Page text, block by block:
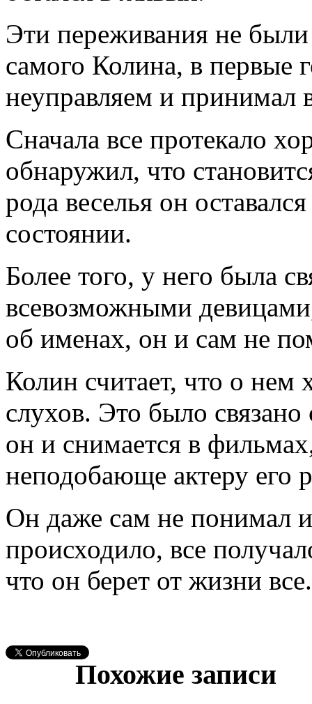
Эти переживания не
самого Колина, в первые
неуправляем и принимал
Сначала все протекало
обнаружил, что
рода веселья он
состоянии.
Более того, у него была
всевозможными
об именах, он и сам не
Колин считает, что о
слухов. Это было
он и снимается в
неподобающе актеру его
Он даже сам не понимал
происходило, все
что он берет от жизни все.
Похожие записи